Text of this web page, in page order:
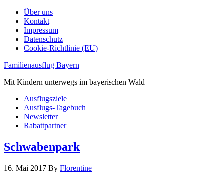
Über uns
Kontakt
Impressum
Datenschutz
Cookie-Richtlinie (EU)
Familienausflug Bayern
Mit Kindern unterwegs im bayerischen Wald
Ausflugsziele
Ausflugs-Tagebuch
Newsletter
Rabattpartner
Schwabenpark
16. Mai 2017 By Florentine